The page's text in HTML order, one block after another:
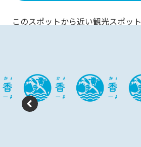
このスポットから近い観光スポット